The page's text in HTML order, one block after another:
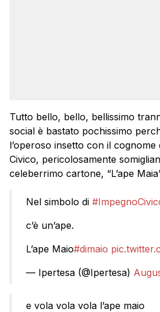
Tutto bello, bello, bellissimo
social è bastato pochissimo
l’operoso insetto con il
Civico, pericolosamente
celeberrimo cartone, “L’ape
Nel simbolo di
c’è un’ape.
L’ape Maio#dimaio
— Ipertesa (@Ipertesa)
e vola vola vola l’ape maio